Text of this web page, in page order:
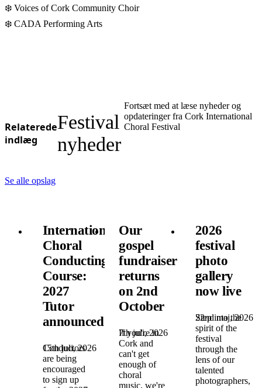
❄️ Voices of Cork Community Choir
❄️ CADA Performing Arts
Relaterede
indlæg
Festival
nyheder
Fortsæt med at læse nyheder og
opdateringer fra Cork International
Choral Festival
Se alle opslag
International
Choral
Conducting
Course:
2027
Tutor
announced!
15th juli, 2026
Conductors
are being
encouraged
to sign up
Our
gospel
fundraiser
returns
on 2nd
October
7th juli, 2026
If you're in
Cork and
can't get
enough of
choral
music, we're
2026
festival
photo
gallery
now live
22nd maj, 2026
Step into the
spirit of the
festival
through the
lens of our
talented
photographers,